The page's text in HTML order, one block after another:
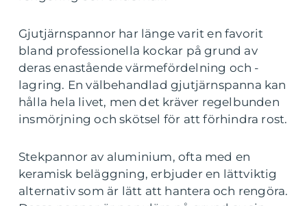
Gjutjärnspannor har länge varit en favorit
bland professionella kockar på grund av
deras enastående värmefördelning och -
lagring. En välbehandlad gjutjärnspanna kan
hålla hela livet, men det kräver regelbunden
insmörjning och skötsel för att förhindra rost.
Stekpannor av aluminium, ofta med en
keramisk beläggning, erbjuder en lättviktig
alternativ som är lätt att hantera och rengöra.